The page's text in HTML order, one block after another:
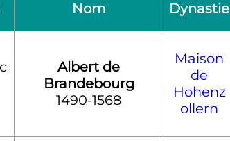
Nom Dynastie
Albert de
Brandebourg
1490-1568
Maison
de
Hohenz
ollern